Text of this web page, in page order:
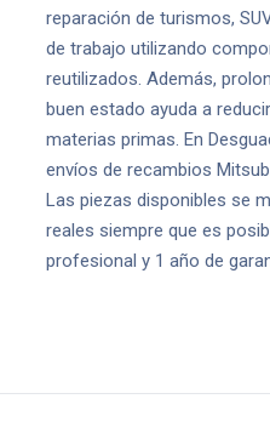
reparación de turismos,
de trabajo utilizando
reutilizados. Además,
buen estado ayuda a
materias primas. En
envíos de recambios
Las piezas disponibles se
reales siempre que es
profesional y 1 año de